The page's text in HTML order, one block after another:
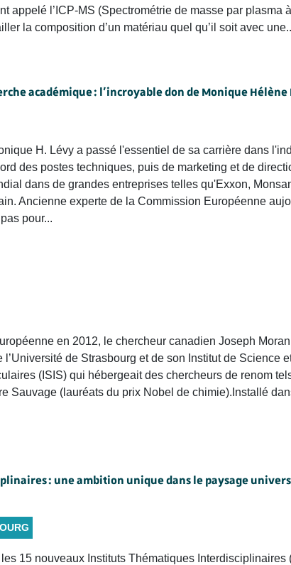
appelé l’ICP-MS (Spectrométrie de masse par plasma
la composition d’un matériau quel qu’il soit avec
académique : l’incroyable don de Monique Hélène
H. Lévy a passé l'essentiel de sa carrière dans
des postes techniques, puis de marketing et de
dans de grandes entreprises telles qu'Exxon,
Ancienne experte de la Commission Européenne
pour...
en 2012, le chercheur canadien Joseph
l’Université de Strasbourg et de son Institut de Science
(ISIS) qui hébergeait des chercheurs de renom
Sauvage (lauréats du prix Nobel de chimie).Installé
: une ambition unique dans le paysage
15 nouveaux Instituts Thématiques Interdisciplinaires